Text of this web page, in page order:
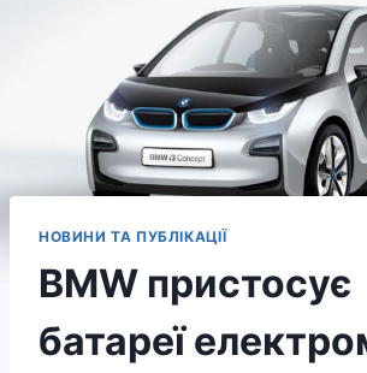
НОВИНИ ТА ПУБЛІКАЦІЇ
BMW пристосує
батареї